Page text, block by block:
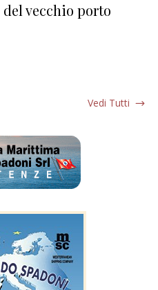
vecchio porto
Vedi Tutti